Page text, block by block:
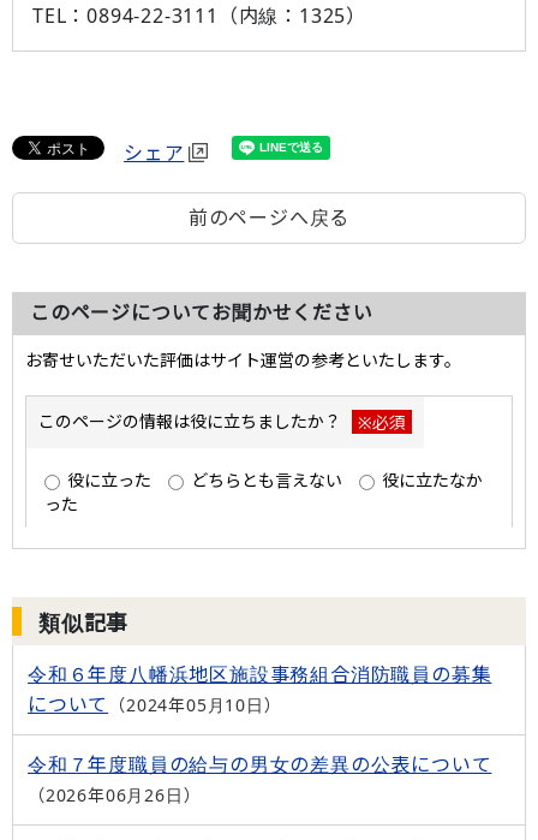
TEL ：0894-22-3111（内線：1325）
シェア
前のページへ戻る
このページについてお聞かせください
類似記事
令和６年度八幡浜地区施設事務組合消防職員の募集
について
2024年05月10日
令和７年度職員の給与の男女の差異の公表について
2026年06月26日